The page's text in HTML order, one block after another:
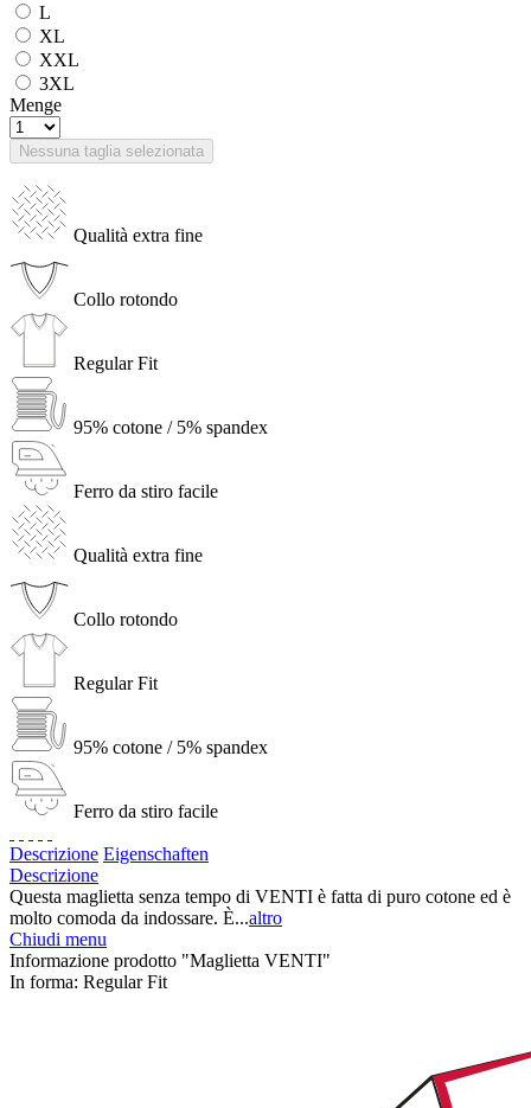
L
XL
XXL
3XL
Menge
Nessuna taglia selezionata
Qualità extra fine
Collo rotondo
Regular Fit
95% cotone / 5% spandex
Ferro da stiro facile
Qualità extra fine
Collo rotondo
Regular Fit
95% cotone / 5% spandex
Ferro da stiro facile
Descrizione Eigenschaften
Descrizione
Questa maglietta senza tempo di VENTI è fatta di puro cotone ed è
molto comoda da indossare. È...altro
Chiudi menu
Informazione prodotto "Maglietta VENTI"
In forma: Regular Fit